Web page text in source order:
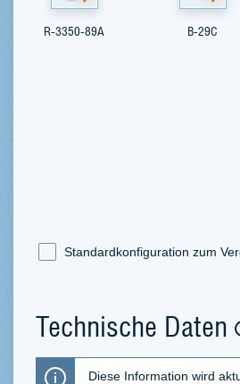
R-3350-89A B-29C
Standardkonfiguration zum
Technische Daten
Diese Information wird